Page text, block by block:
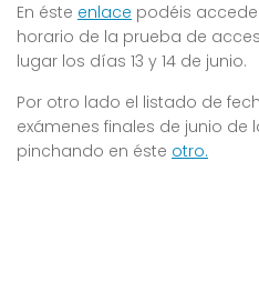
En éste enlace podéis
horario de la prueba de
lugar los días 13 y 14 de junio.
Por otro lado el listado de
exámenes finales de junio de
pinchando en éste otro.